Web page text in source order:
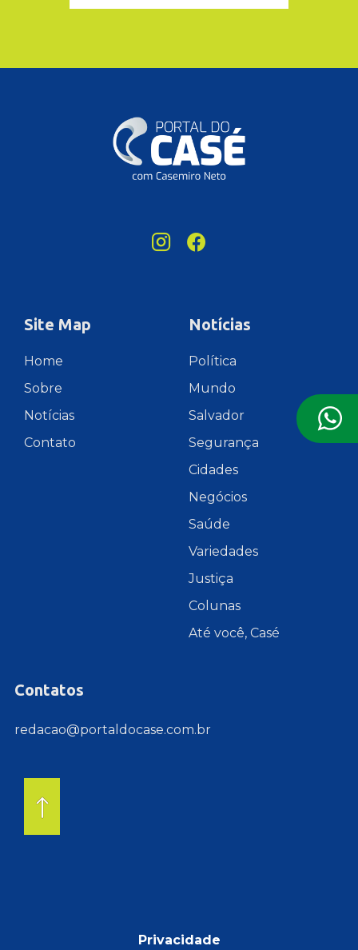
Site Map
Home
Sobre
Notícias
Contato
Notícias
Política
Mundo
Salvador
Segurança
Cidades
Negócios
Saúde
Variedades
Justiça
Colunas
Até você, Casé
Contatos
redacao@portaldocase.com.br
Privacidade